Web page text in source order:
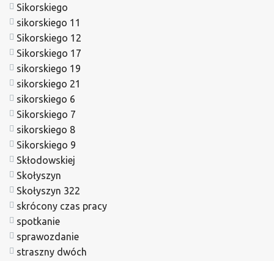
Sikorskiego
sikorskiego 11
Sikorskiego 12
Sikorskiego 17
sikorskiego 19
sikorskiego 21
sikorskiego 6
Sikorskiego 7
sikorskiego 8
Sikorskiego 9
Skłodowskiej
Skołyszyn
Skołyszyn 322
skrócony czas pracy
spotkanie
sprawozdanie
straszny dwóch